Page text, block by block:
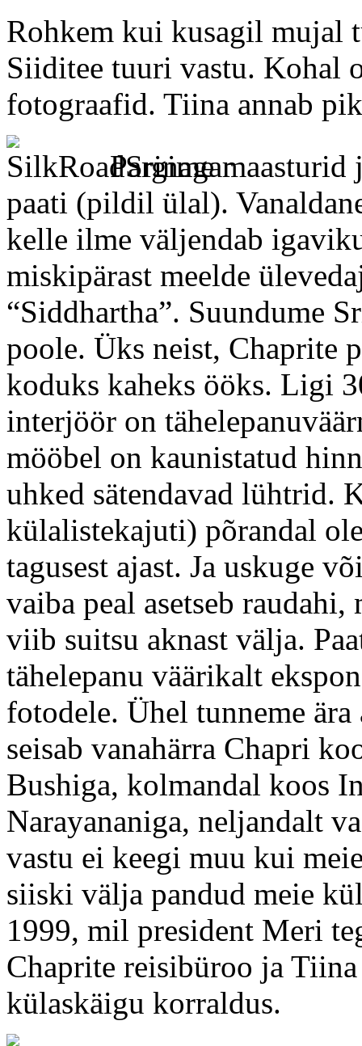
Rohkem kui kusagil mujal
Siiditee tuuri vastu. Kohal
fotograafid. Tiina annab
Pargime
paati (pildil ülal).
kelle ilme väljendab
miskipärast meelde
“Siddhartha”. Suundume
poole. Üks neist, Chaprite
koduks kaheks ööks. Ligi
interjöör on
mööbel on kaunistatud
uhked sätendavad lühtrid.
külalistekajuti) põrandal
tagusest ajast. Ja uskuge
vaiba peal asetseb
viib suitsu aknast välja.
tähelepanu väärikalt
fotodele. Ühel tunneme
seisab vanahärra Chapri
Bushiga, kolmandal koos
Narayananiga, neljandalt
vastu ei keegi muu kui
siiski välja pandud meie
1999, mil president Meri
Chaprite reisibüroo ja
külaskäigu korraldus.